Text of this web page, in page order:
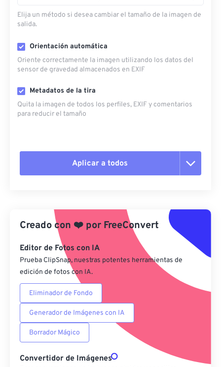
Elija un método si desea cambiar el tamaño de la imagen de
salida.
Orientación automática
Oriente correctamente la imagen utilizando los datos del
sensor de gravedad almacenados en EXIF
Metadatos de la tira
Quita la imagen de todos los perfiles, EXIF ​​y comentarios
para reducir el tamaño
Aplicar a todos
Aplicar desde el ajuste preestablecido
Guardar como preestablecido
Creado con ❤️ por FreeConvert
Editor de Fotos con IA
Prueba ClipSnap, nuestras potentes herramientas de
edición de fotos con IA.
Eliminador de Fondo
Generador de Imágenes con IA
Borrador Mágico
Convertidor de Imágenes